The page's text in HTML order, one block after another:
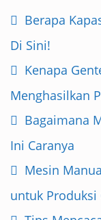
Berapa
Di Sini!
Kenapa
Menghasilkan
Bagaimana
Ini Caranya
Mesin
untuk Produksi